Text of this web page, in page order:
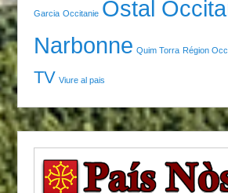
Garcia Occitanie Ostal
Narbonne Quim Torra Région
TV Viure al pais